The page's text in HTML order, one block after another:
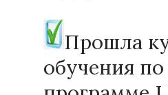
Прошла
обучения по